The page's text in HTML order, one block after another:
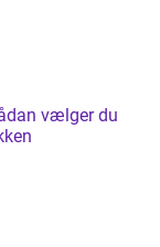
vælger du